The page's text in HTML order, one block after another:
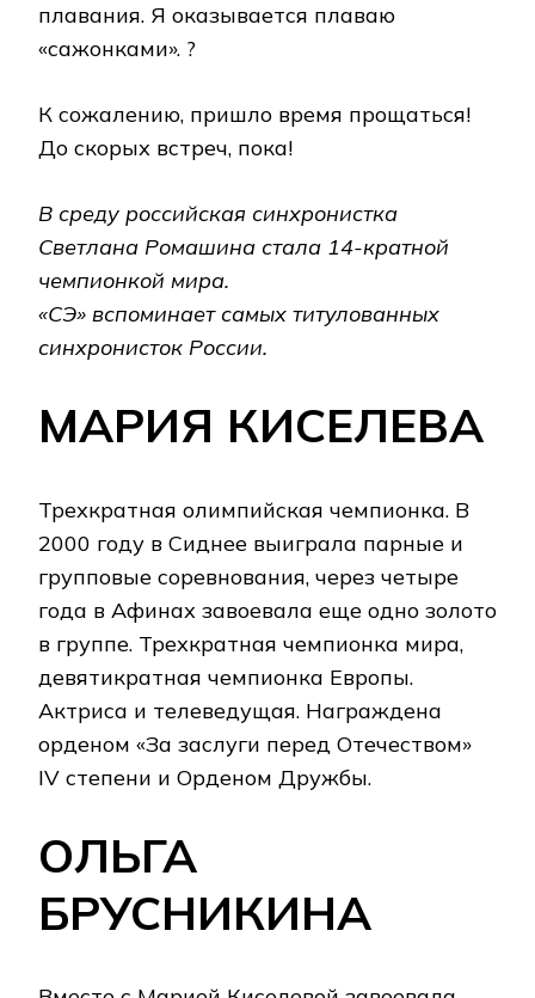
плавания. Я оказывается плаваю
«сажонками». ?
К сожалению, пришло время прощаться!
До скорых встреч, пока!
В среду российская синхронистка
Светлана Ромашина стала 14-кратной
чемпионкой мира.
«СЭ» вспоминает самых титулованных
синхронисток России.
МАРИЯ КИСЕЛЕВА
Трехкратная олимпийская чемпионка. В
2000 году в Сиднее выиграла парные и
групповые соревнования, через четыре
года в Афинах завоевала еще одно золото
в группе. Трехкратная чемпионка мира,
девятикратная чемпионка Европы.
Актриса и телеведущая. Награждена
орденом «За заслуги перед Отечеством»
IV степени и Орденом Дружбы.
ОЛЬГА
БРУСНИКИНА